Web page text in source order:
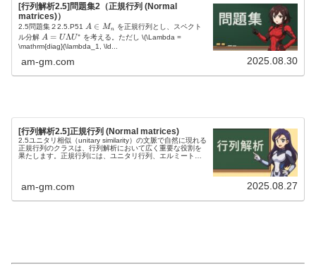
[行列解析2.5]問題集2（正規行列 (Normal
matrices)）
2.5問題集２2.5.P51 A
\i
n
n
A ∈ Mn
を正規行列とし、スペクト
ル分解 A
=
\
L
d
a
U
^
*
A = UΛU∗ を考える。ただし\(\Lambda =
\mathrm{diag}(\lambda_1, \ld...
am-gm.com 2025.08.30
[行列解析2.5]正規行列 (Normal matrices)
2.5ユニタリ相似（unitary similarity）の文脈で自然に現れる
正規行列のクラスは、行列解析において広く重要な役割を
果たします。正規行列には、ユニタリ行列、エルミート行
am-gm.com 2025.08.27